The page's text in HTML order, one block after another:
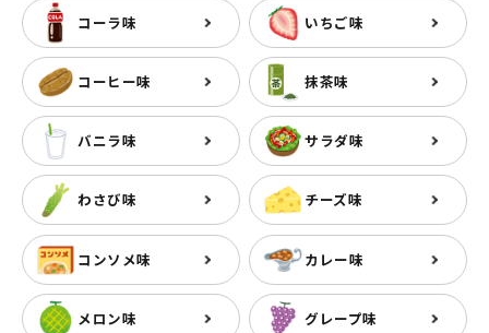
コーラ味 いちご味
コーヒー味 抹茶味
バニラ味 サラダ味
わさび味 チーズ味
コンソメ味 カレー味
メロン味 グレープ味